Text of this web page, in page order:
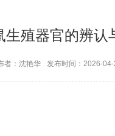
生殖器官的辨
者：沈艳华 发布时间：2026-04-